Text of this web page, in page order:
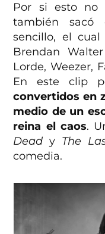
Por si esto no
también
sencillo, el
Brendan
Lorde, Weezer,
En este clip
convertidos en
medio de un
reina el caos.
Dead y The
comedia.